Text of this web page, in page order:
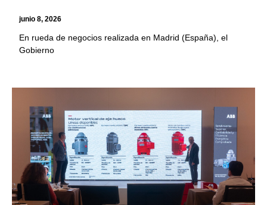
junio 8, 2026
En rueda de negocios realizada en Madrid (España), el
Gobierno